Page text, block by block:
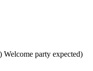
party expected)